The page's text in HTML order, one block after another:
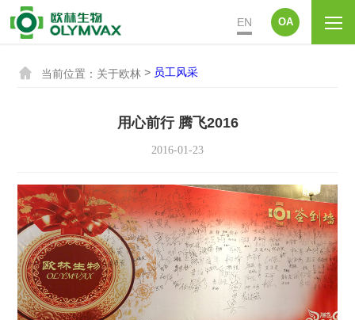
EN OA
 当前位置： 关于欧林 > 员工风采
用心前行 腾飞2016
2016-01-23